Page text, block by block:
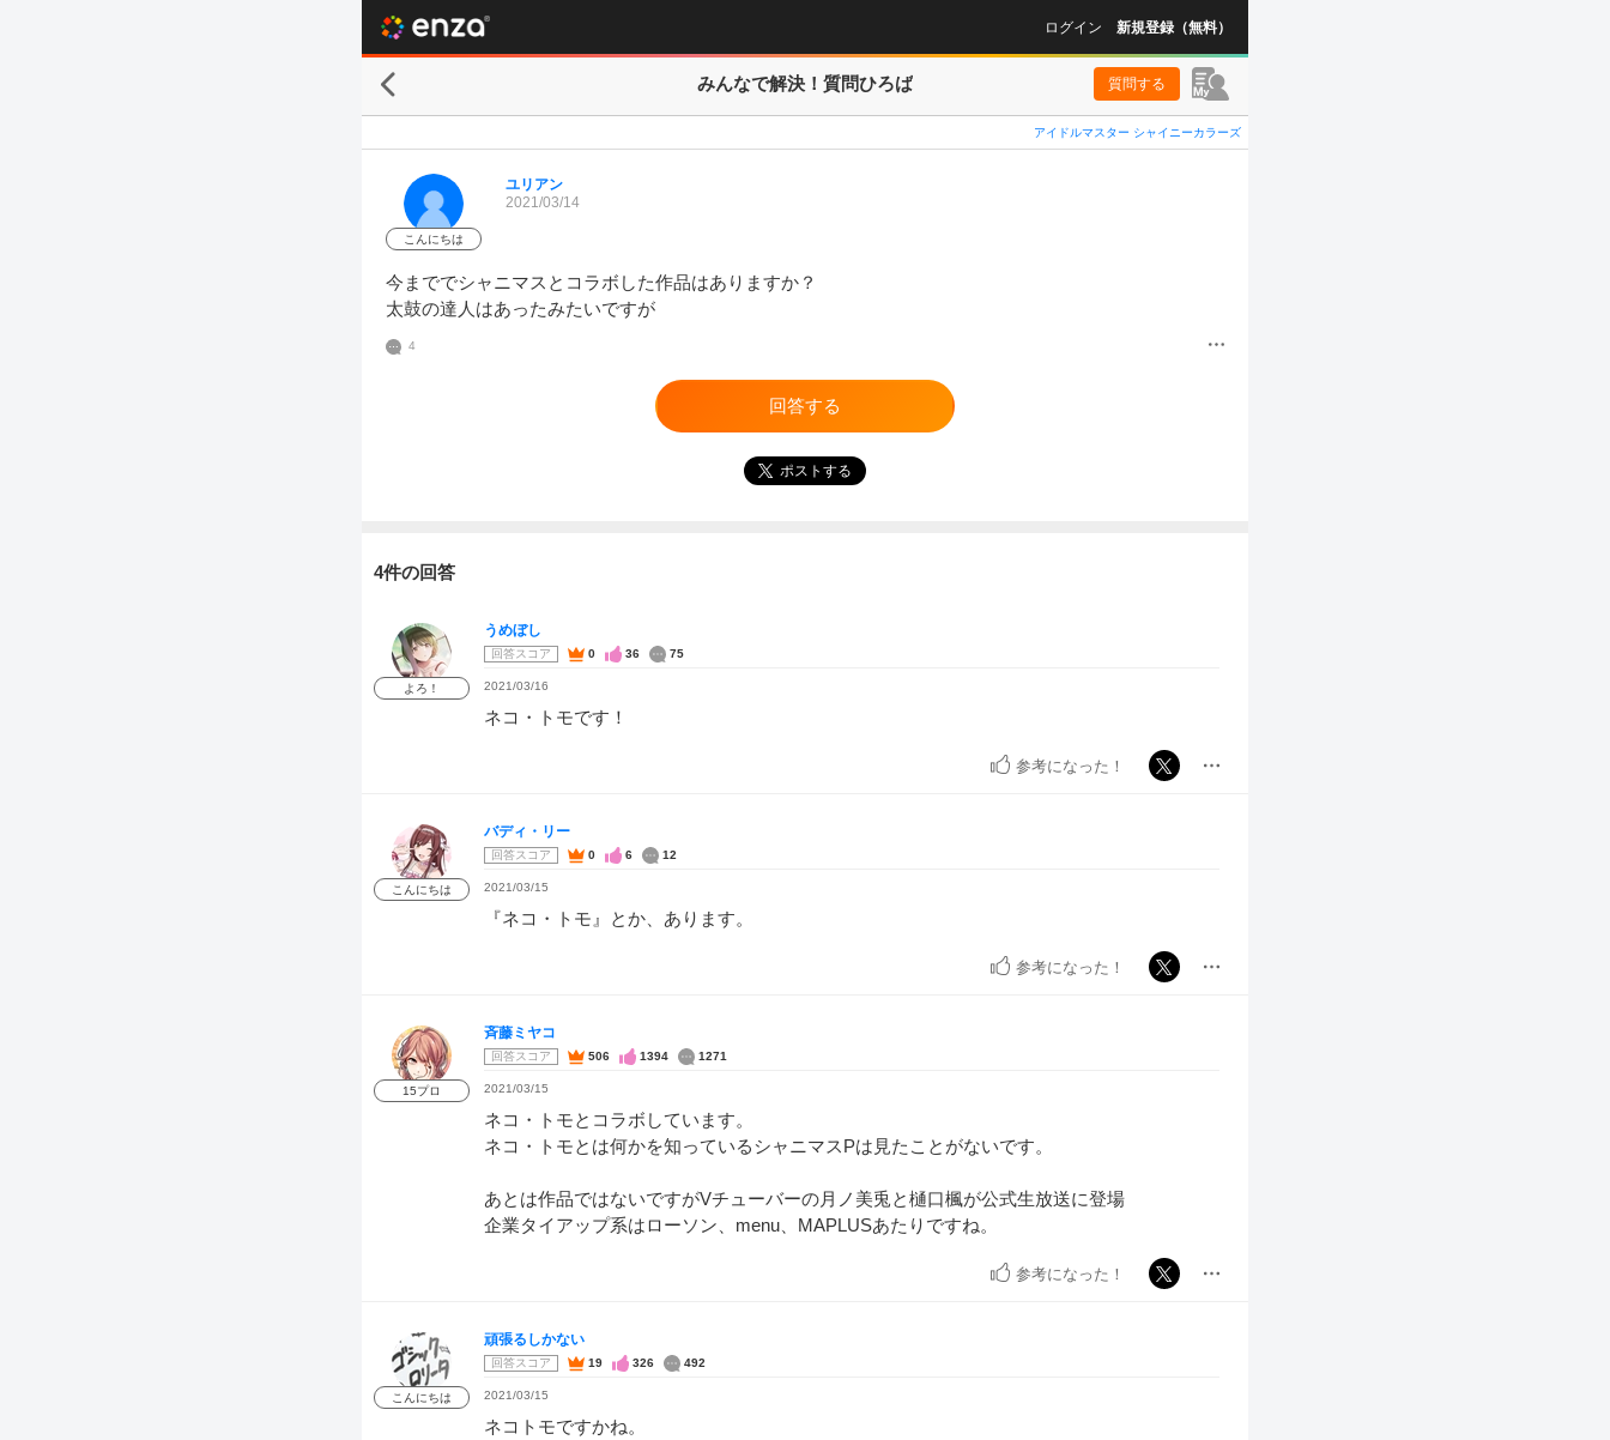
ログイン 新規登録（無料）
みんなで解決！ 質問ひろば 質問する
アイドルマスター シャイニーカラーズ
こんにちは
ユリアン
2021/03/14
今まででシャニマスとコラボした作品はありますか？
太鼓の達人はあったみたいですが
4
回答する
ポストする
4件の回答
よろ！
うめぼし
回答スコア 0 36 75
2021/03/16
ネコ・トモです！
参考になった！
こんにちは
バディ・リー
回答スコア 0 6 12
2021/03/15
『ネコ・トモ』とか、あります。
参考になった！
15プロ
斉藤ミヤコ
回答スコア 506 1394 1271
2021/03/15
ネコ・トモとコラボしています。
ネコ・トモとは何かを知っているシャニマスPは見たことがないです。
あとは作品ではないですがVチューバーの月ノ美兎と樋口楓が公式生放送に登場
企業タイアップ系はローソン、menu、MAPLUSあたりですね。
参考になった！
こんにちは
頑張るしかない
回答スコア 19 326 492
2021/03/15
ネコトモですかね。